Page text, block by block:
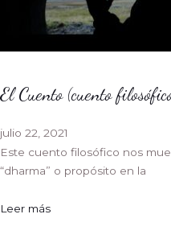
El Cuento (cuento
julio 22, 2021
Este cuento filosófico nos
“dharma” o propósito en la
Leer más